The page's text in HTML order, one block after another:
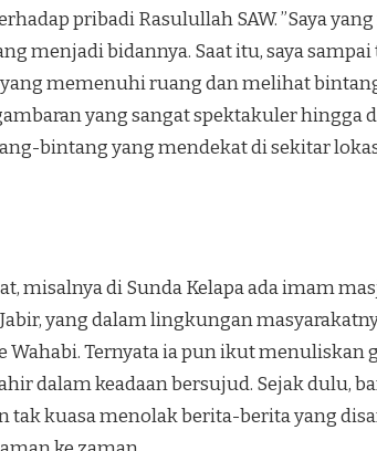
pribadi Rasulullah SAW. ”Saya
menjadi bi­dannya. Saat itu, saya
memenuhi ruang dan melihat
yang sangat spektakuler hing­ga
bintang yang mendekat di sekitar
misalnya di Sun­da Kelapa ada imam
yang dalam lingkungan
Wahabi. Ternyata ia pun ikut menuliskan
dalam keadaan bersujud. Sejak dulu,
tak kuasa menolak berita-be­rita yang